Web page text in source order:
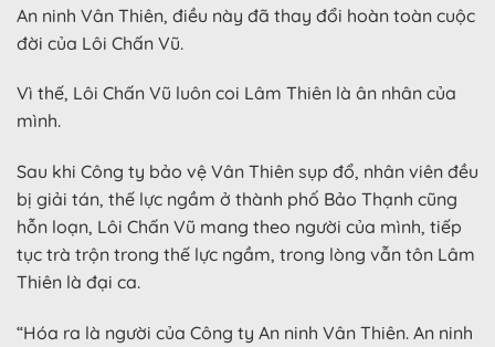
An ninh Vân Thiên, điều này đã thay đổi hoàn toàn cuộc
đời của Lôi Chấn Vũ.
Vì thế, Lôi Chấn Vũ luôn coi Lâm Thiên là ân nhân của
mình.
Sau khi Công ty bảo vệ Vân Thiên sụp đổ, nhân viên đều
bị giải tán, thế lực ngầm ở thành phố Bảo Thạnh cũng
hỗn loạn, Lôi Chấn Vũ mang theo người của mình, tiếp
tục trà trộn trong thế lực ngầm, trong lòng vẫn tôn Lâm
Thiên là đại ca.
“Hóa ra là người của Công ty An ninh Vân Thiên. An ninh